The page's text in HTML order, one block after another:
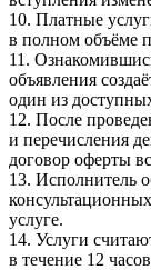
10. Платные
в полном объёме
11.
объявления
один из
12. После
и перечисления
договор оферты
13. Исполнитель
услуге.
14. Услуги
в течение 12